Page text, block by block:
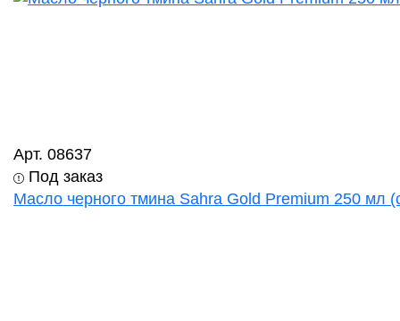
Арт. 08637
Под заказ
Масло черного тмина Sahra Gold Premium 250 мл